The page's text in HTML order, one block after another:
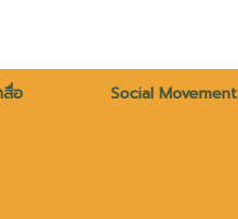
สื่อ Social Movement